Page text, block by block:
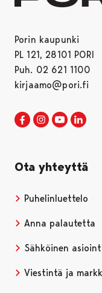
Porin kaupunki
PL 121, 28101 PORI
Puh. 02 621 1100
kirjaamo@pori.fi
Porin kaupunki
Avautuu
Porin
Avautuu
Porin
Ota yhteyttä
Puhelinluettelo
Anna palautetta
Sähköinen
Viestintä ja